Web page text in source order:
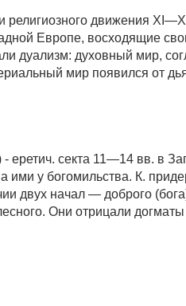
движения
Европе, восходящие
дуализм: духовный мир,
мир появился от
- еретич. секта 11—14 вв. в
ими у богомильства. К.
двух начал — доброго
Они отрицали